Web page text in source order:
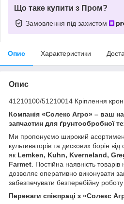
Що таке купити з Пром?
Замовлення під захистом
Опис Характеристики
Опис
41210100/51210014 Кріплення
Компанія «Солекс Агро» – ваш
запчастин для ґрунтообробної
Ми пропонуємо широкий
культиваторів та дискових борін від
як Lemken, Kuhn, Kverneland,
Farmet . Постійна наявність
дозволяє оперативно виконувати
забезпечувати безперебійну роботу
Переваги співпраці з «Солекс